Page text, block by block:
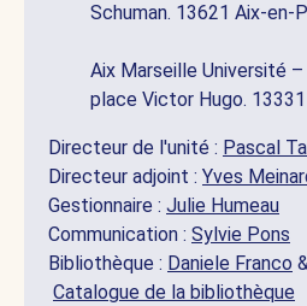
Schuman. 13621 Aix-en-
Aix Marseille Université
place Victor Hugo.
Directeur de l'unité : Pascal
Directeur adjoint : Yves
Gestionnaire : Julie Humeau
Communication : Sylvie Pons
Bibliothèque : Daniele Franco
Catalogue de la bibliothèque